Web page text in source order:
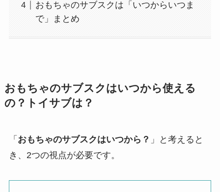
おもちゃのサブスクは「いつからいつま
で」まとめ
おもちゃのサブスクはいつから使える
の？トイサブは？
「 おもちゃのサブスクはいつから？ 」と考えると
き、2つの視点が必要です。